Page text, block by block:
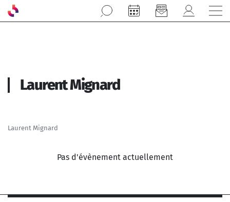
Aller au contenu principal
Laurent Mignard
Laurent Mignard
Pas d'évènement actuellement